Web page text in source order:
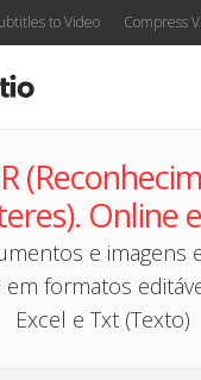
to Video Compress
Online
e imagens
em formatos
Excel e Txt (Texto)